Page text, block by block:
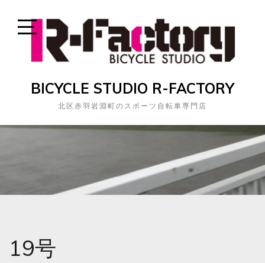
Open
Sidebar
BICYCLE STUDIO R-FACTORY
北区赤羽岩淵町のスポーツ自転車専門店
19号